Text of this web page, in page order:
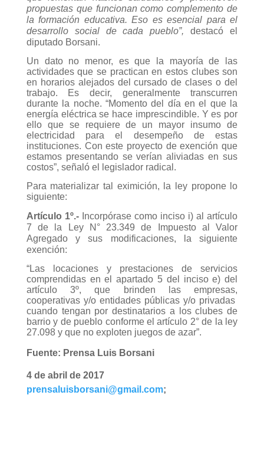
propuestas que funcionan como complemento de
la formación educativa. Eso es esencial para el
desarrollo social de cada pueblo”,destacó el
diputado Borsani.
Un dato no menor, es que la mayoría de las
actividades que se practican en estos clubes son
en horarios alejados del cursado de clases o del
trabajo. Es decir, generalmente transcurren
durante la noche. “Momento del día en el que la
energía eléctrica se hace imprescindible. Y es por
ello que se requiere de un mayor insumo de
electricidad para el desempeño de estas
instituciones. Con este proyecto de exención que
estamos presentando se verían aliviadas en sus
costos”, señaló el legislador radical.
Para materializar tal eximición, la ley propone lo
siguiente:
Artículo 1º.-Incorpórase como inciso i) al artículo
7 de la Ley N° 23.349 de Impuesto al Valor
Agregado y sus modificaciones, la siguiente
exención:
“Las locaciones y prestaciones de servicios
comprendidas en el apartado 5 del inciso e) del
artículo 3º, que brinden las empresas,
cooperativas y/o entidades públicas y/o privadas
cuando tengan por destinatarios a los clubes de
barrio y de pueblo conforme el artículo 2° de la ley
27.098 y que no exploten juegos de azar”.
Fuente: Prensa Luis Borsani
4 de abril de 2017
prensaluisborsani@gmail.com;